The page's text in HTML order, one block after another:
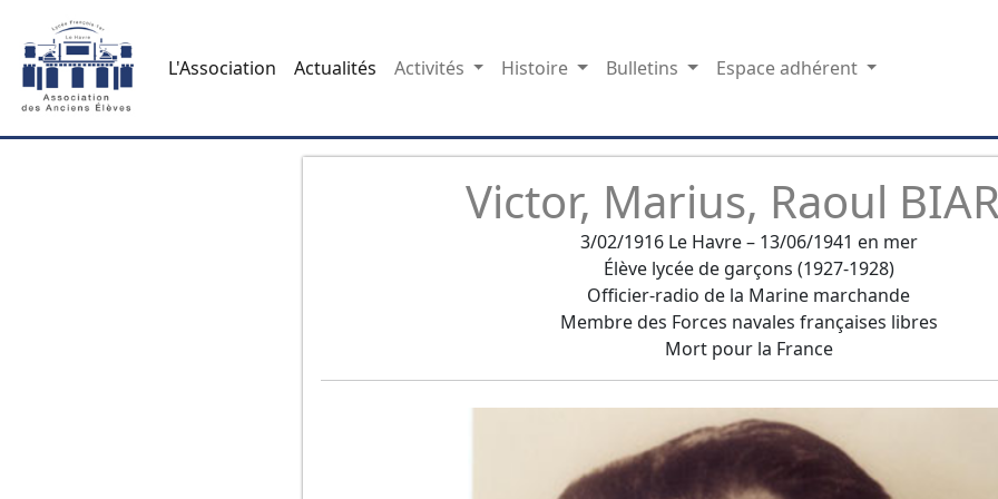
L'Association Actualités Activités Histoire Bulletins Espace adhérent
Victor, Marius, Raoul
3/02/1916 Le Havre – 13/06/1941 en mer
Élève lycée de garçons (1927-1928)
Officier-radio de la Marine marchande
Membre des Forces navales françaises libres
Mort pour la France